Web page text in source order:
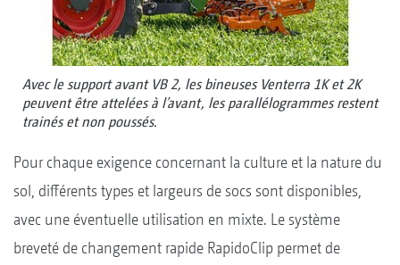
Avec le support avant VB 2, les bineuses Venterra 1K et 2K
peuvent être attelées à l’avant, les parallélogrammes restent
trainés et non poussés.
Pour chaque exigence concernant la culture et la nature du
sol, différents types et largeurs de socs sont disponibles,
avec une éventuelle utilisation en mixte. Le système
breveté de changement rapide RapidoClip permet de